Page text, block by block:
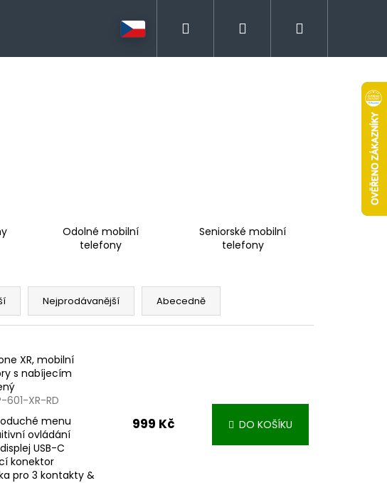
Přihlášení
Odolné mobilní
telefony
Seniorské mobilní
telefony
Nejprodávanější Abecedně
XR, mobilní
s nabíjecím
601-XR-RD
menu
ovládání
USB-C
konektor
pro 3 kontakty &
999 Kč DO KOŠÍKU